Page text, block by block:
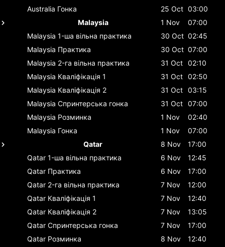
Australia Гонка 25 Oct 03:00
Malaysia
1 Nov
07:00
Malaysia 1-ша вільна практика 30 Oct 02:45
Malaysia Практика 30 Oct 07:00
Malaysia 2-га вільна практика 31 Oct 02:10
Malaysia Кваліфікація 1 31 Oct 02:50
Malaysia Кваліфікація 2 31 Oct 03:15
Malaysia Спринтерська гонка 31 Oct 07:00
Malaysia Розминка 1 Nov
02:40
Malaysia Гонка 1 Nov
07:00
Qatar
8 Nov
17:00
Qatar 1-ша вільна практика 6 Nov
12:45
Qatar Практика 6 Nov
17:00
Qatar 2-га вільна практика 7 Nov
12:00
Qatar Кваліфікація 1 7 Nov
12:40
Qatar Кваліфікація 2 7 Nov
13:05
Qatar Спринтерська гонка 7 Nov
17:00
Qatar Розминка 8 Nov
12:40